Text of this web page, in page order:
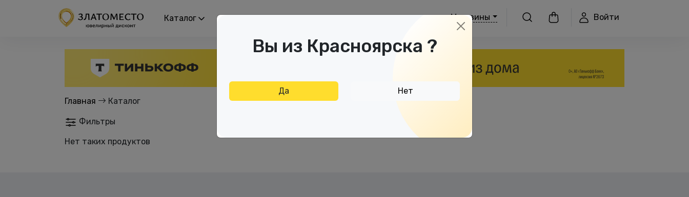
Каталог Распродажа Дисконтная карта Отзывы Магазины Войти
Главная Каталог
Фильтры
Нет таких продуктов
Вы из Красноярска ?
Да Нет